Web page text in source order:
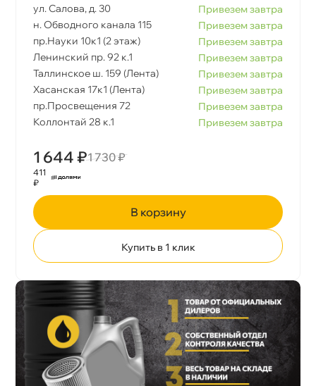
ул. Салова, д. 30
Привезем завтра
н. Обводного канала 115
Привезем завтра
пр.Науки 10к1 (2 этаж)
Привезем завтра
Ленинский пр. 92 к.1
Привезем завтра
Таллинское ш. 159 (Лента)
Привезем завтра
Хасанская 17к1 (Лента)
Привезем завтра
пр.Просвещения 72
Привезем завтра
Коллонтай 28 к.1
Привезем завтра
1 644 ₽1 730 ₽
411
₽
корзину
Купить в 1 клик